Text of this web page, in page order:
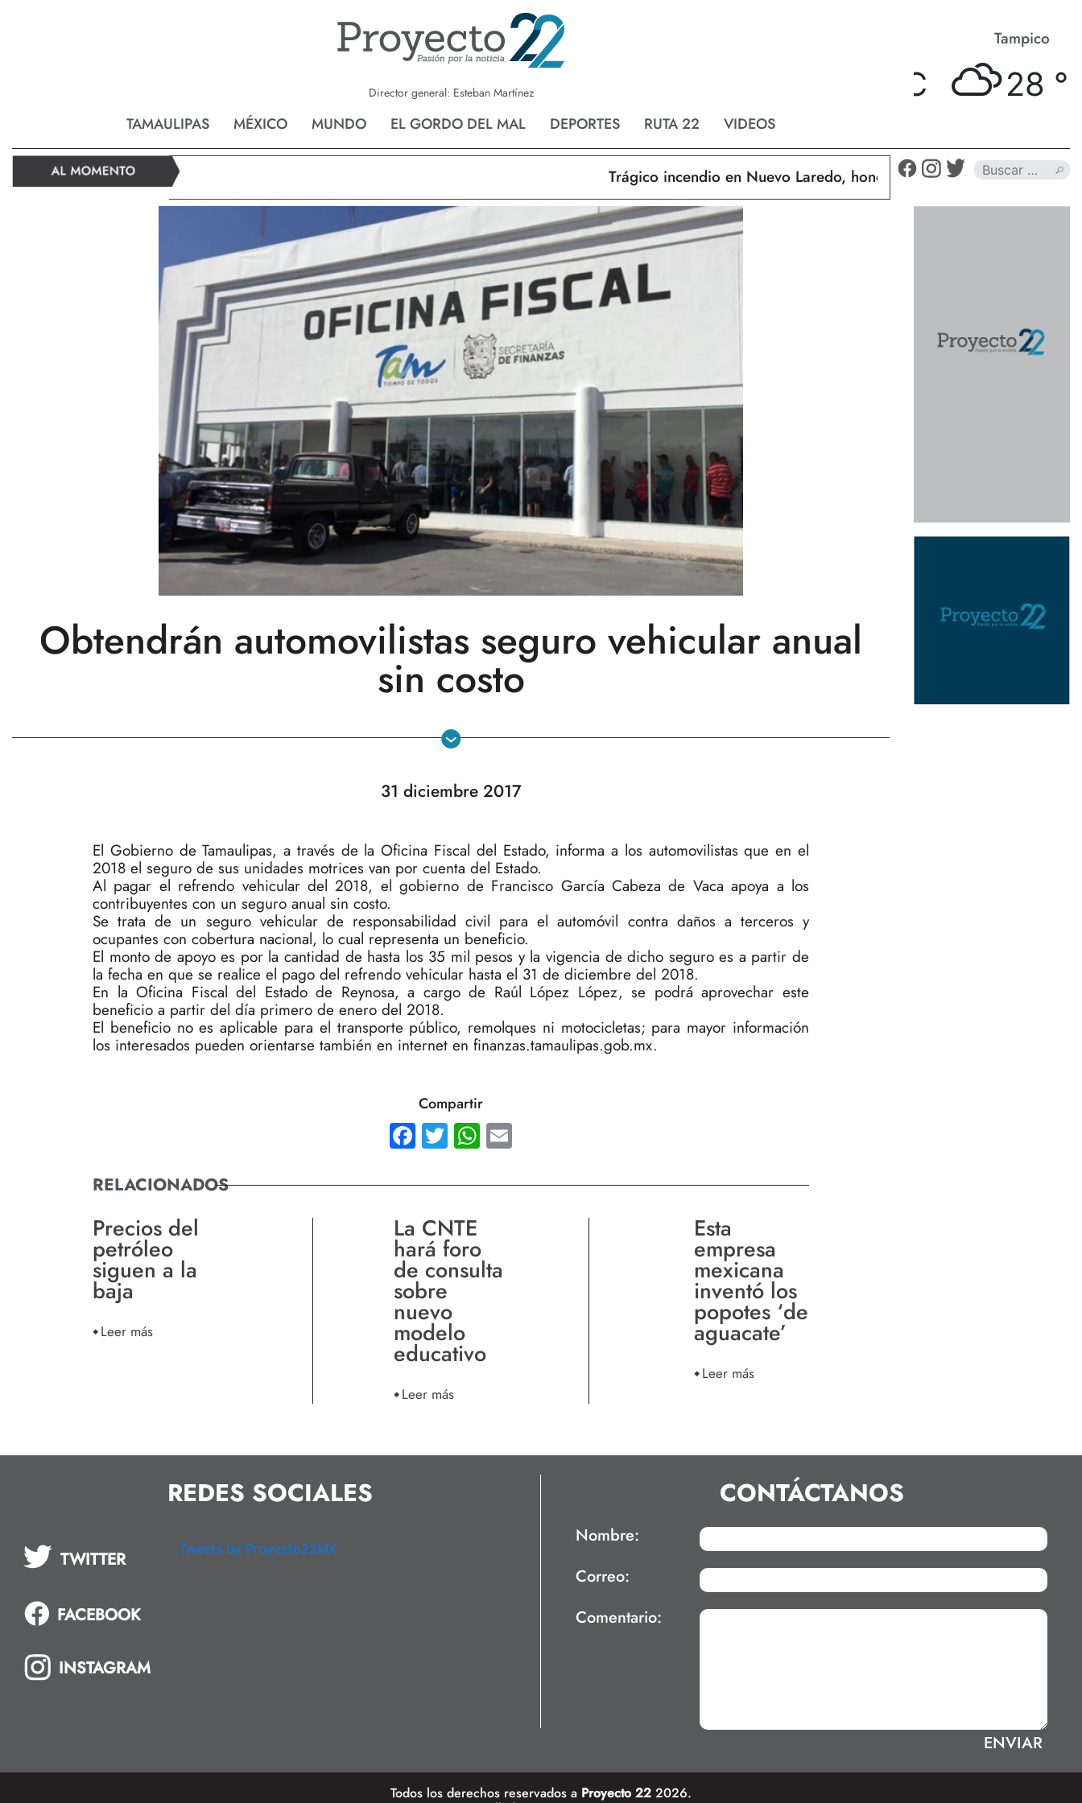
Director general: Esteban Martínez
TAMAULIPAS MÉXICO MUNDO EL GORDO DEL MAL DEPORTES RUTA 22 VIDEOS
Reynosa Nvo. Laredo Tampico
28 °C
Trágico incendio en Nuevo Laredo, hondureño muere calcinado
Obtendrán automovilistas seguro vehicular anual
sin costo
31 diciembre 2017
El Gobierno de Tamaulipas, a través de la Oficina Fiscal del Estado, informa a los automovilistas que en el
2018 el seguro de sus unidades motrices van por cuenta del Estado.
Al pagar el refrendo vehicular del 2018, el gobierno de Francisco García Cabeza de Vaca apoya a los
contribuyentes con un seguro anual sin costo.
Se trata de un seguro vehicular de responsabilidad civil para el automóvil contra daños a terceros y
ocupantes con cobertura nacional, lo cual representa un beneficio.
El monto de apoyo es por la cantidad de hasta los 35 mil pesos y la vigencia de dicho seguro es a partir de
la fecha en que se realice el pago del refrendo vehicular hasta el 31 de diciembre del 2018.
En la Oficina Fiscal del Estado de Reynosa, a cargo de Raúl López López, se podrá aprovechar este
beneficio a partir del día primero de enero del 2018.
El beneficio no es aplicable para el transporte público, remolques ni motocicletas; para mayor información
los interesados pueden orientarse también en internet en finanzas.tamaulipas.gob.mx.
Compartir
Facebook
TwitterWhatsApp
RELACIONADOS
Precios del
petróleo
siguen a la
baja
Leer más
La CNTE
hará foro
de consulta
sobre
nuevo
modelo
educativo
Leer más
Esta
empresa
mexicana
inventó los
popotes ‘de
aguacate’
Leer más
REDES SOCIALES
TWITTER
FACEBOOK
INSTAGRAM
Tweets by Proyecto22MX
CONTÁCTANOS
Nombre:
Correo:
Comentario:
Todos los derechos reservados a Proyecto 22 2026.